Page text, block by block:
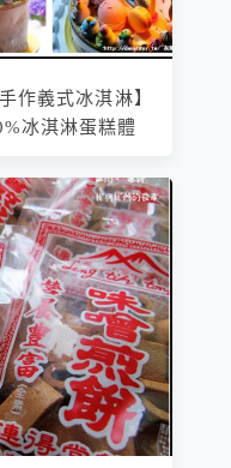
作義式冰淇淋】
冰淇淋蛋糕體